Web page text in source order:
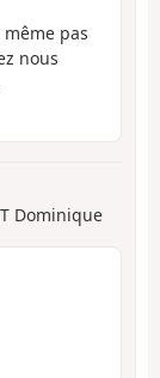
pas
nous
Dominique